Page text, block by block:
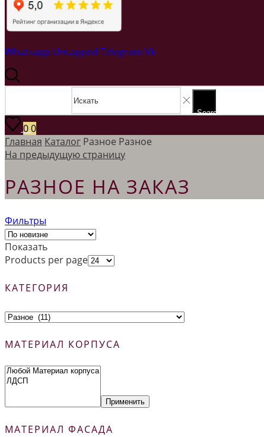
Whatsapp Untapped Telegram Vk
Search
00
Главная Каталог Разное Разное
На предыдущую страницу
РАЗНОЕ НА ЗАКАЗ
Фильтры
Показать
Products per page
КАТЕГОРИЯ
МАТЕРИАЛ КОРПУСА
Применить
МАТЕРИАЛ ФАСАДА